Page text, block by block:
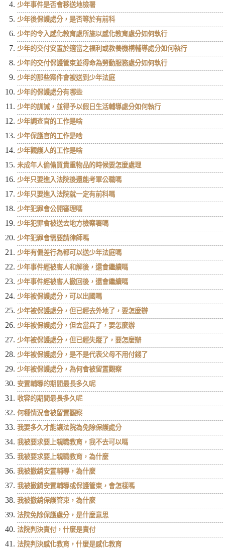
少年事件是否會移送地檢署
少年後保護處分，是否等於有前科
少年的令入感化教育處所施以感化教育處分如何執行
少年的交付安置於適當之福利或教養機構輔導處分如何執行
少年的交付保護管束並得命為勞動服務處分如何執行
少年的那些案件會被送到少年法庭
少年的保護處分有哪些
少年的訓誡，並得予以假日生活輔導處分如何執行
少年調查官的工作是啥
少年保護官的工作是啥
少年觀護人的工作是啥
未成年人偷偷買貴重物品的時候要怎麼處理
少年只要進入法院後還能考軍公職嗎
少年只要進入法院就一定有前科嗎
少年犯罪會公開審理嗎
少年犯罪會被送去地方檢察署嗎
少年犯罪會需要請律師嗎
少年有偏差行為都可以送少年法庭嗎
少年事件經被害人和解後，還會繼續嗎
少年事件經被害人撤回後，還會繼續嗎
少年被保護處分，可以出國嗎
少年被保護處分，但已經去外地了，要怎麼辦
少年被保護處分，但去當兵了，要怎麼辦
少年被保護處分，但已經失蹤了，要怎麼辦
少年被保護處分，是不是代表父母不用付錢了
少年被保護處分，為何會被留置觀察
安置輔導的期間最長多久呢
收容的期間最長多久呢
何種情況會被留置觀察
我要多久才能讓法院為免除保護處分
我被要求要上親職教育，我不去可以嗎
我被要求要上親職教育，為什麼
我被撤銷安置輔導，為什麼
我被撤銷安置輔導或保護管束，會怎樣嗎
我被撤銷保護管束，為什麼
法院免除保護處分，是什麼意思
法院判決責付，什麼是責付
法院判決感化教育，什麼是感化教育